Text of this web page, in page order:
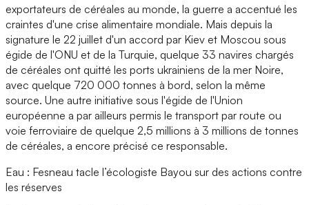
exportateurs de céréales au monde, la guerre a accentué les
craintes d'une crise alimentaire mondiale. Mais depuis la
signature le 22 juillet d'un accord par Kiev et Moscou sous
égide de l'ONU et de la Turquie, quelque 33 navires chargés
de céréales ont quitté les ports ukrainiens de la mer Noire,
avec quelque 720 000 tonnes à bord, selon la même
source. Une autre initiative sous l'égide de l'Union
européenne a par ailleurs permis le transport par route ou
voie ferroviaire de quelque 2,5 millions à 3 millions de tonnes
de céréales, a encore précisé ce responsable.
Eau : Fesneau tacle l’écologiste Bayou sur des actions contre
les réserves